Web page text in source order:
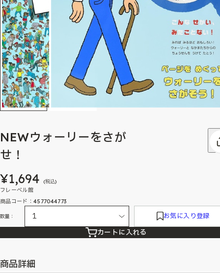
NEWウォーリーをさが
せ！
¥1,694 (税込)
フレーベル館
商品コード：4577044773
数量： お気に入り登録
カートに入れる
商品詳細